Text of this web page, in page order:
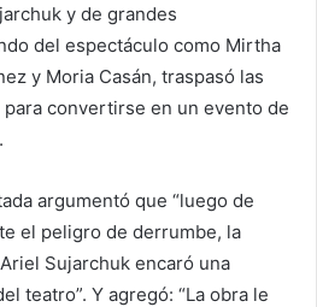
y de grandes
del espectáculo como Mirtha
y Moria Casán, traspasó las
convertirse en un evento de
argumentó que “luego de
el peligro de derrumbe, la
Sujarchuk encaró una
teatro”. Y agregó: “La obra le